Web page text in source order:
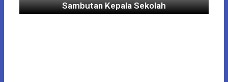
Sambutan Kepala Sekolah